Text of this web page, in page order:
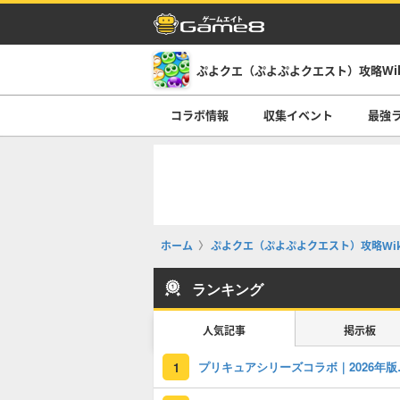
ぷよクエ（ぷよぷよクエスト）攻略
コラボ情報 収集イベント 最強
ホーム ぷよクエ（ぷよぷよクエスト）攻略
ランキング
人気記事 掲示板
1 プリキ